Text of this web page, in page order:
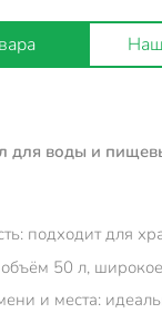
для воды и
подходит для
объём 50 л,
и места: